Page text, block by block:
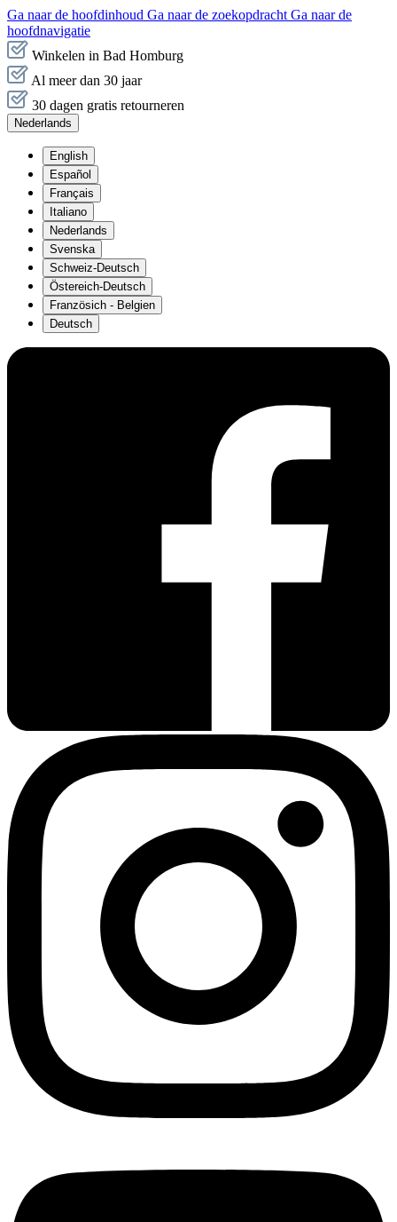
Ga naar de hoofdinhoud Ga naar de zoekopdracht Ga naar de
hoofdnavigatie
Winkelen in Bad Homburg
Al meer dan 30 jaar
30 dagen gratis retourneren
Nederlands
English
Español
Français
Italiano
Nederlands
Svenska
Schweiz-Deutsch
Östereich-Deutsch
Französich - Belgien
Deutsch